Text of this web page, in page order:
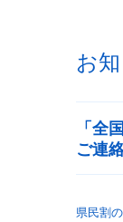
お
「全
ご連
県民割